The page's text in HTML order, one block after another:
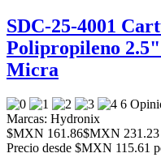
SDC-25-4001
Polipropileno
Micra
6
Marcas: Hydronix
$MXN 161.86$MXN 231.23
Precio desde $MXN 115.61